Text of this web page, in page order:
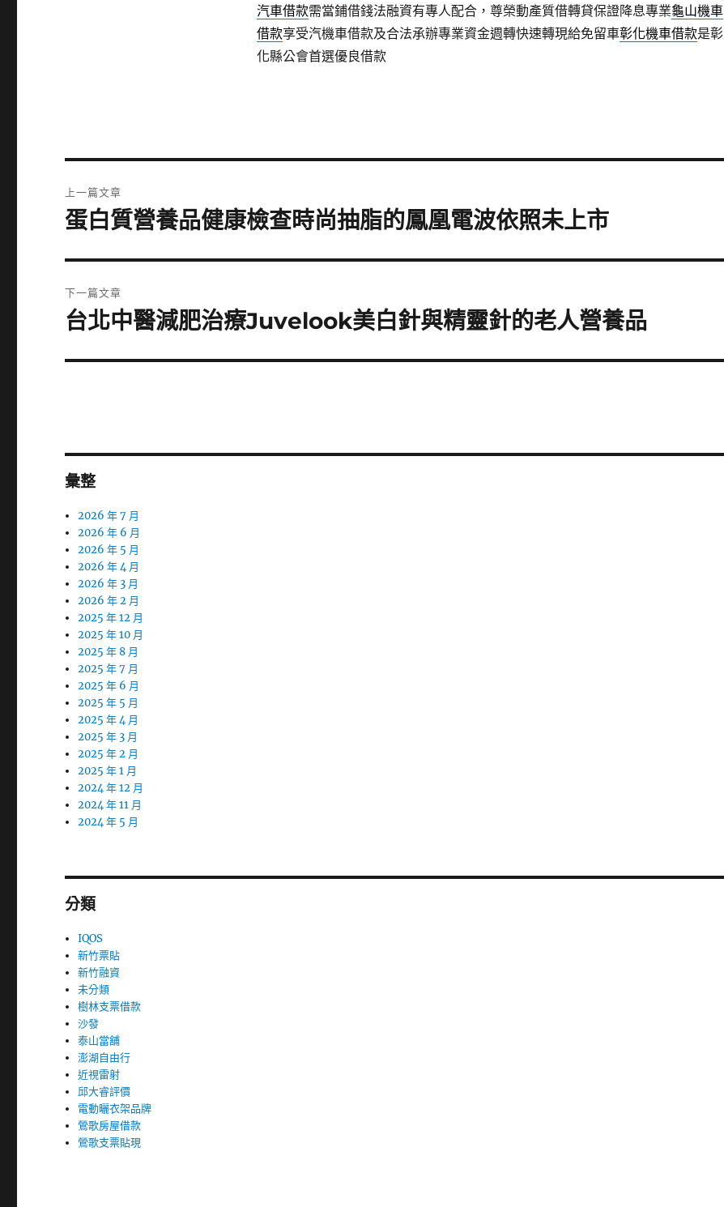
汽車借款需當鋪借錢法融資有專人配合，尊榮動產質借轉貸保證降息專業龜山機車
借款享受汽機車借款及合法承辦專業資金週轉快速轉現給免留車彰化機車借款是彰
化縣公會首選優良借款
章
上一篇文章
上
篇
文
章:
蛋白質營養品健康檢查時尚抽脂的鳳凰電波依照未上市
下一篇文章
下
篇
台北中醫減肥治療Juvelook美白針與精靈針的老人營養品
彙整
2026 年 7 月
2026 年 6 月
2026 年 5 月
2026 年 4 月
2026 年 3 月
2026 年 2 月
2025 年 12 月
2025 年 10 月
2025 年 8 月
2025 年 7 月
2025 年 6 月
2025 年 5 月
2025 年 4 月
2025 年 3 月
2025 年 2 月
2025 年 1 月
2024 年 12 月
2024 年 11 月
2024 年 5 月
分類
IQOS
新竹票貼
新竹融資
未分類
樹林支票借款
沙發
泰山當舖
澎湖自由行
近視雷射
邱大睿評價
電動曬衣架品牌
鶯歌房屋借款
鶯歌支票貼現